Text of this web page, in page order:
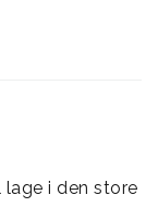
lage i den store